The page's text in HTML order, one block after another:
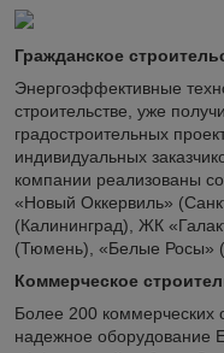
Гражданское
Энергоэффективные
строительстве, уже
градостроительных
индивидуальных
компании реализованы
«Новый Оккервиль»
(Калининград), ЖК
(Тюмень), «Белые Росы»
Коммерческое
Более 200 коммерческих
надежное оборудование